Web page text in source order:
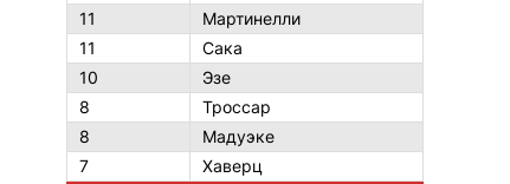
11
Мартинелли
11
Сака
10
Эзе
8
Троссар
8
Мадуэке
7
Хаверц